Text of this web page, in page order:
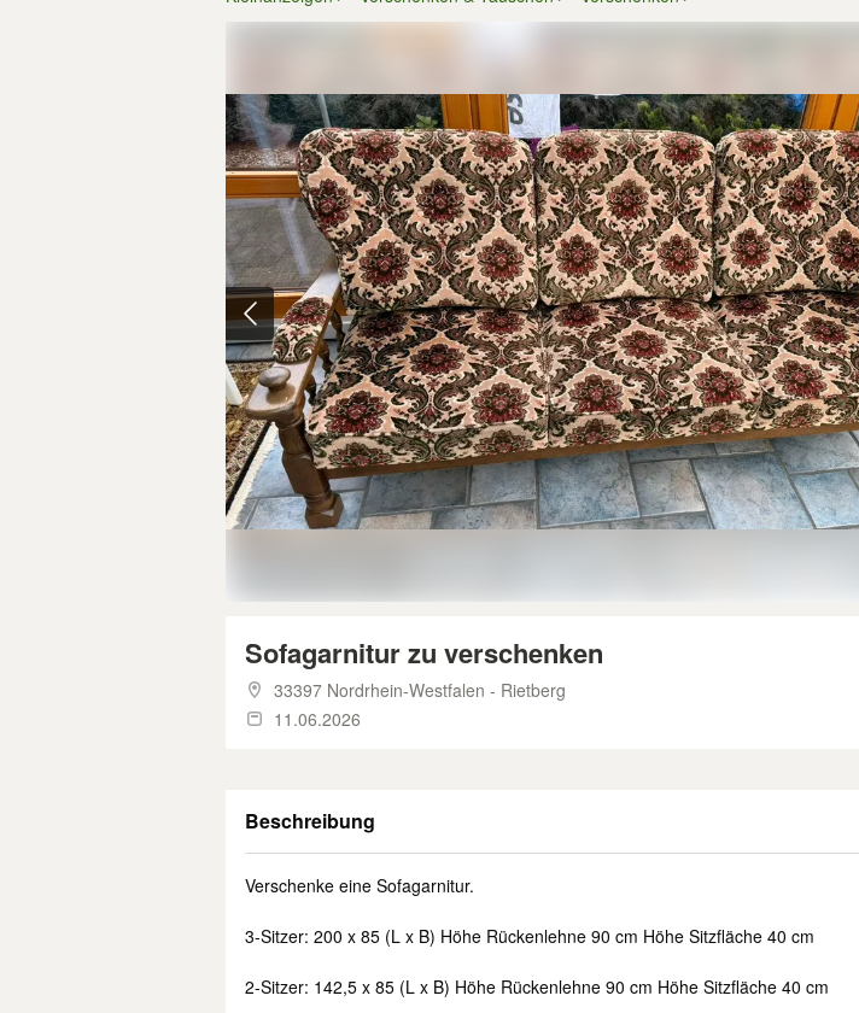
Sofagarnitur zu verschenken
33397 Nordrhein-Westfalen - Rietberg
11.06.2026
Beschreibung
Verschenke eine Sofagarnitur.
3-Sitzer: 200 x 85 (L x B) Höhe Rückenlehne 90 cm Höhe Sitzfläche 40 cm
2-Sitzer: 142,5 x 85 (L x B) Höhe Rückenlehne 90 cm Höhe Sitzfläche 40 cm